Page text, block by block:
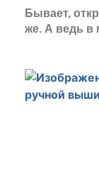
Бывает,
же. А ведь в